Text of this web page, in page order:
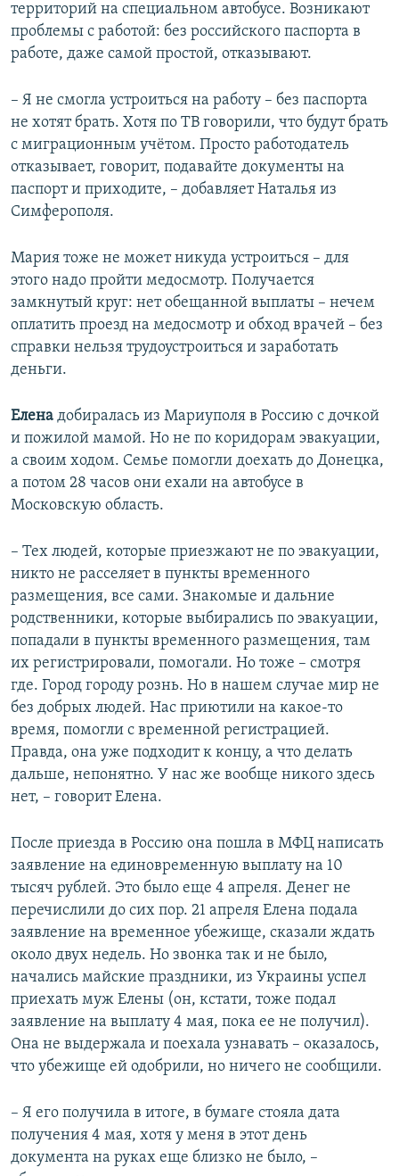
территорий на специальном автобусе. Возникают
проблемы с работой: без российского паспорта в
работе, даже самой простой, отказывают.
– Я не смогла устроиться на работу – без паспорта
не хотят брать. Хотя по ТВ говорили, что будут брать
с миграционным учётом. Просто работодатель
отказывает, говорит, подавайте документы на
паспорт и приходите, – добавляет Наталья из
Симферополя.
Мария тоже не может никуда устроиться – для
этого надо пройти медосмотр. Получается
замкнутый круг: нет обещанной выплаты – нечем
оплатить проезд на медосмотр и обход врачей – без
справки нельзя трудоустроиться и заработать
деньги.
Елена добиралась из Мариуполя в Россию с дочкой
и пожилой мамой. Но не по коридорам эвакуации,
а своим ходом. Семье помогли доехать до Донецка,
а потом 28 часов они ехали на автобусе в
Московскую область.
– Тех людей, которые приезжают не по эвакуации,
никто не расселяет в пункты временного
размещения, все сами. Знакомые и дальние
родственники, которые выбирались по эвакуации,
попадали в пункты временного размещения, там
их регистрировали, помогали. Но тоже – смотря
где. Город городу рознь. Но в нашем случае мир не
без добрых людей. Нас приютили на какое-то
время, помогли с временной регистрацией.
Правда, она уже подходит к концу, а что делать
дальше, непонятно. У нас же вообще никого здесь
нет, – говорит Елена.
После приезда в Россию она пошла в МФЦ написать
заявление на единовременную выплату на 10
тысяч рублей. Это было еще 4 апреля. Денег не
перечислили до сих пор. 21 апреля Елена подала
заявление на временное убежище, сказали ждать
около двух недель. Но звонка так и не было,
начались майские праздники, из Украины успел
приехать муж Елены (он, кстати, тоже подал
заявление на выплату 4 мая, пока ее не получил).
Она не выдержала и поехала узнавать – оказалось,
что убежище ей одобрили, но ничего не сообщили.
– Я его получила в итоге, в бумаге стояла дата
получения 4 мая, хотя у меня в этот день
документа на руках еще близко не было, –